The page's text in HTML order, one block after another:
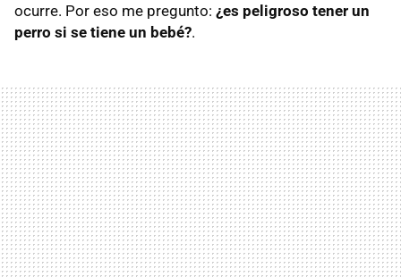
ocurre. Por eso me pregunto: ¿es peligroso tener un
perro si se tiene un bebé?.